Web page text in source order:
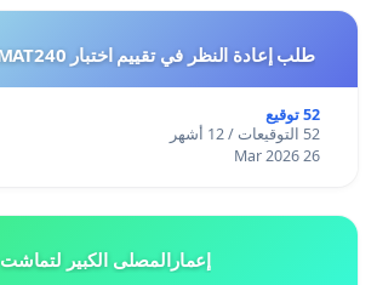
طلب إعادة النظر في تقييم اختبار MAT240 ومنح Bonus
52 توقيع
52 التوقيعات / 12 أشهر
26 Mar 2026
إعمارالمصلى الكبير لتماشت